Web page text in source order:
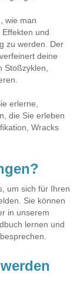
wie man
und
zu werden. Der
deine
Stoßzyklen,
erlerne,
die Sie erleben
Wracks
um sich für Ihren
Sie können
in unserem
lernen und